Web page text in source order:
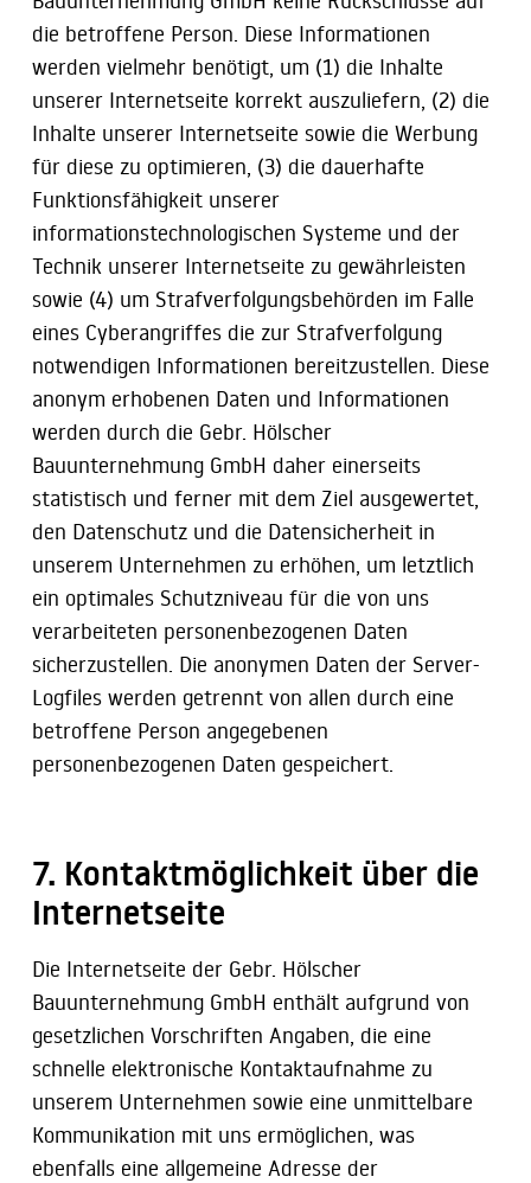
die betroffene Person. Diese Informationen
werden vielmehr benötigt, um (1) die Inhalte
unserer Internetseite korrekt auszuliefern, (2) die
Inhalte unserer Internetseite sowie die Werbung
für diese zu optimieren, (3) die dauerhafte
Funktionsfähigkeit unserer
informationstechnologischen Systeme und der
Technik unserer Internetseite zu gewährleisten
sowie (4) um Strafverfolgungsbehörden im Falle
eines Cyberangriffes die zur Strafverfolgung
notwendigen Informationen bereitzustellen. Diese
anonym erhobenen Daten und Informationen
werden durch die Gebr. Hölscher
Bauunternehmung GmbH daher einerseits
statistisch und ferner mit dem Ziel ausgewertet,
den Datenschutz und die Datensicherheit in
unserem Unternehmen zu erhöhen, um letztlich
ein optimales Schutzniveau für die von uns
verarbeiteten personenbezogenen Daten
sicherzustellen. Die anonymen Daten der Server-
Logfiles werden getrennt von allen durch eine
betroffene Person angegebenen
personenbezogenen Daten gespeichert.
7. Kontaktmöglichkeit über die
Internetseite
Die Internetseite der Gebr. Hölscher
Bauunternehmung GmbH enthält aufgrund von
gesetzlichen Vorschriften Angaben, die eine
schnelle elektronische Kontaktaufnahme zu
unserem Unternehmen sowie eine unmittelbare
Kommunikation mit uns ermöglichen, was
ebenfalls eine allgemeine Adresse der